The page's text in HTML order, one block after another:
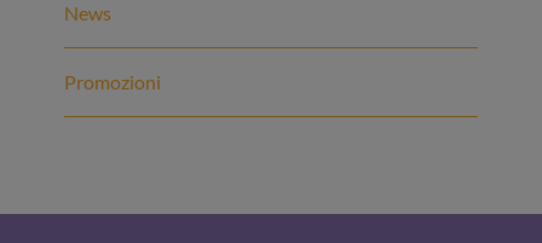
News
Promozioni